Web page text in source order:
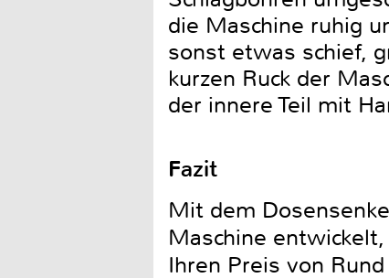
die Maschine ruhig
sonst etwas schief,
kurzen Ruck der
der innere Teil mit
Fazit
Mit dem
Maschine
Ihren Preis von